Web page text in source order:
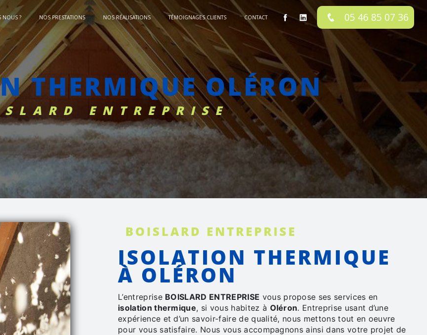
NOUS ? NOS PRESTATIONS NOS RÉALISATIONS TÉMOIGNAGES CLIENTS CONTACT 05 46 85 07 36
THERMIQUE OLÉRON
ENTREPRISE
BOISLARD ENTREPRISE
ISOLATION THERMIQUE
À OLÉRON
L’entreprise BOISLARD ENTREPRISE vous propose ses services en
isolation thermique, si vous habitez à Oléron. Entreprise usant d’une
expérience et d’un savoir-faire de qualité, nous mettons tout en oeuvre
pour vous satisfaire. Nous vous accompagnons ainsi dans votre projet de